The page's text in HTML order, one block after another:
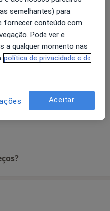
semelhantes) para
fornecer conteúdo com
Pode ver e
a qualquer momento nas
política de privacidade e de
Aceitar